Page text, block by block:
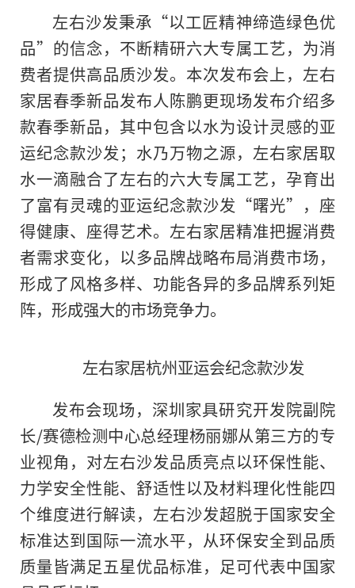
左右沙发秉承“以工匠精神缔造绿色优
品”的信念，不断精研六大专属工艺，为消
费者提供高品质沙发。本次发布会上，左右
家居春季新品发布人陈鹏更现场发布介绍多
款春季新品，其中包含以水为设计灵感的亚
运纪念款沙发；水乃万物之源，左右家居取
水一滴融合了左右的六大专属工艺，孕育出
了富有灵魂的亚运纪念款沙发“曙光”，座
得健康、座得艺术。左右家居精准把握消费
者需求变化，以多品牌战略布局消费市场，
形成了风格多样、功能各异的多品牌系列矩
阵，形成强大的市场竞争力。
左右家居杭州亚运会纪念款沙发
发布会现场，深圳家具研究开发院副院
长/赛德检测中心总经理杨丽娜从第三方的专
业视角，对左右沙发品质亮点以环保性能、
力学安全性能、舒适性以及材料理化性能四
个维度进行解读，左右沙发超脱于国家安全
标准达到国际一流水平，从环保安全到品质
质量皆满足五星优品标准，足可代表中国家